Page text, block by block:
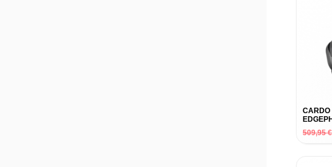
CARDO
509,95€